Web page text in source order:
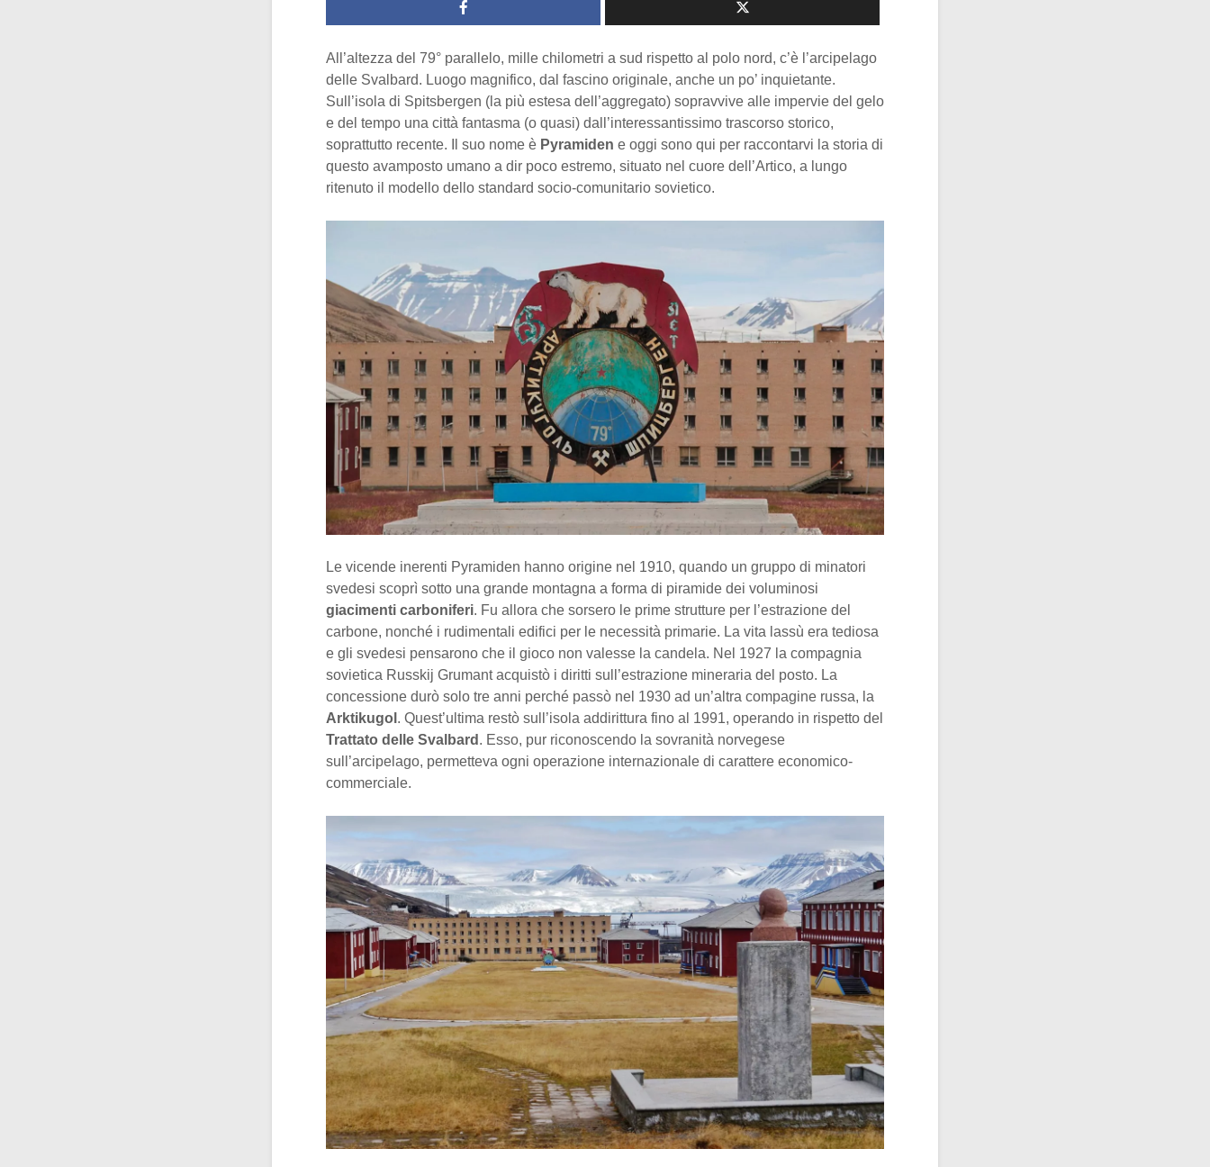
All’altezza del 79° parallelo, mille chilometri a sud rispetto al polo nord, c’è l’arcipelago
delle Svalbard. Luogo magnifico, dal fascino originale, anche un po’ inquietante.
Sull’isola di Spitsbergen (la più estesa dell’aggregato) sopravvive alle impervie del gelo
e del tempo una città fantasma (o quasi) dall’interessantissimo trascorso storico,
soprattutto recente. Il suo nome è Pyramiden e oggi sono qui per raccontarvi la storia di
questo avamposto umano a dir poco estremo, situato nel cuore dell’Artico, a lungo
ritenuto il modello dello standard socio-comunitario sovietico.
Le vicende inerenti Pyramiden hanno origine nel 1910, quando un gruppo di minatori
svedesi scoprì sotto una grande montagna a forma di piramide dei voluminosi
giacimenti carboniferi. Fu allora che sorsero le prime strutture per l’estrazione del
carbone, nonché i rudimentali edifici per le necessità primarie. La vita lassù era tediosa
e gli svedesi pensarono che il gioco non valesse la candela. Nel 1927 la compagnia
sovietica Russkij Grumant acquistò i diritti sull’estrazione mineraria del posto. La
concessione durò solo tre anni perché passò nel 1930 ad un’altra compagine russa, la
Arktikugol . Quest’ultima restò sull’isola addirittura fino al 1991, operando in rispetto del
Trattato delle Svalbard . Esso, pur riconoscendo la sovranità norvegese
sull’arcipelago, permetteva ogni operazione internazionale di carattere economico-
commerciale.